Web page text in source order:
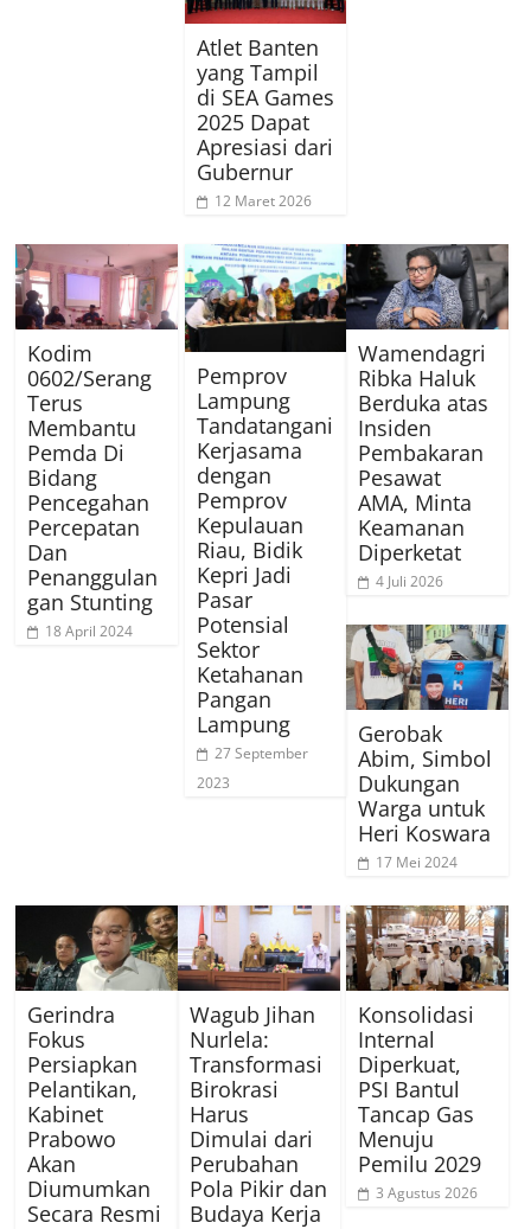
Atlet Banten
yang Tampil
di SEA Games
2025 Dapat
Apresiasi dari
Gubernur
12 Maret 2026
Kodim
0602/Serang
Terus
Membantu
Pemda Di
Bidang
Pencegahan
Percepatan
Dan
Penanggulan
gan Stunting
18 April 2024
Pemprov
Lampung
Tandatangani
Kerjasama
dengan
Pemprov
Kepulauan
Riau, Bidik
Kepri Jadi
Pasar
Potensial
Sektor
Ketahanan
Pangan
Lampung
27 September
2023
Wamendagri
Ribka Haluk
Berduka atas
Insiden
Pembakaran
Pesawat
AMA, Minta
Keamanan
Diperketat
4 Juli 2026
Gerobak
Abim, Simbol
Dukungan
Warga untuk
Heri Koswara
17 Mei 2024
Gerindra
Fokus
Persiapkan
Pelantikan,
Kabinet
Prabowo
Akan
Diumumkan
Secara Resmi
Wagub Jihan
Nurlela:
Transformasi
Birokrasi
Harus
Dimulai dari
Perubahan
Pola Pikir dan
Budaya Kerja
Konsolidasi
Internal
Diperkuat,
PSI Bantul
Tancap Gas
Menuju
Pemilu 2029
3 Agustus 2026